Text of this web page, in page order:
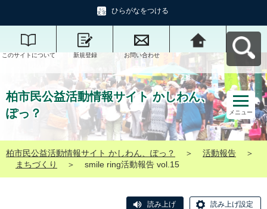
ひらがなをつける
このサイトについて 新規登録 お問い合わせ
柏市民公益活動情報
サイト かしわん、ぽ
っ？へ戻る
柏市民公益活動情報サイト かしわん、
ぽっ？
メニュー
柏市民公益活動情報サイト かしわん、ぽっ？ ＞ 活動報告
＞
まちづくり
＞ smile ring活動報告 vol.15
読み上げ 読み上げ設定